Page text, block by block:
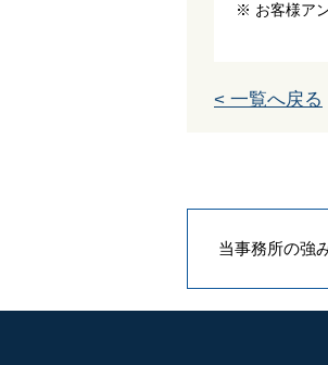
※ お客様ア
< 一覧へ戻る
当事務所の強